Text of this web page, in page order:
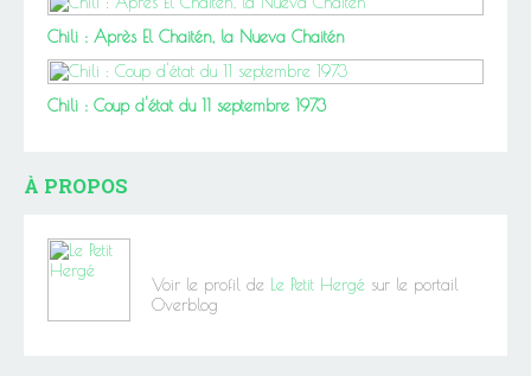
Chili : Après El Chaitén, la Nueva Chaitén
Chili : Coup d'état du 11 septembre 1973
À PROPOS
Voir le profil de Le Petit Hergé sur le portail
Overblog